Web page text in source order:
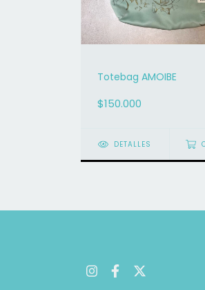
Totebag AMOIBE
$150.000
DETALLES